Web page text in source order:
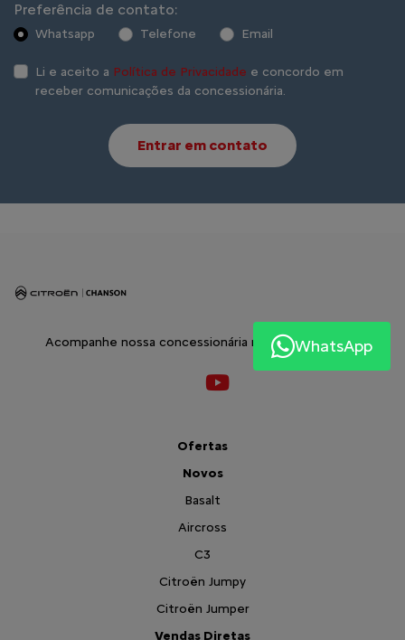
Preferência de contato:
Whatsapp Telefone Email
Li e aceito a Política de Privacidade e concordo em
receber comunicações da concessionária.
Entrar em contato
Acompanhe nossa concessionária nas Redes Sociais:
Ofertas
Novos
Basalt
Aircross
C3
Citroën Jumpy
Citroën Jumper
Vendas Diretas
WhatsApp